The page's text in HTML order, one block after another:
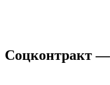
Соцконтракт